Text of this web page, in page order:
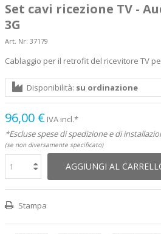
Set cavi ricezione TV -
3G
Art. Nr: 37179
Cablaggio per il retrofit del ricevitore TV
Disponibilità: su ordinazione
96,00 € IVA incl.*
*Escluse spese di spedizione e di
(se non diversamente specificato)
AGGIUNGI AL
Stampa